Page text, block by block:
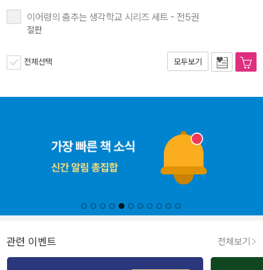
이어령의 춤추는 생각학교 시리즈 세트 - 전5권
절판
전체선택 모두보기
관련 이벤트 전체보기